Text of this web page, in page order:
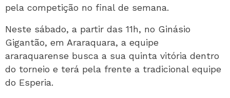
pela competição no final de semana.
Neste sábado, a partir das 11h, no Ginásio
Gigantão, em Araraquara, a equipe
araraquarense busca a sua quinta vitória dentro
do torneio e terá pela frente a tradicional equipe
do Esperia.